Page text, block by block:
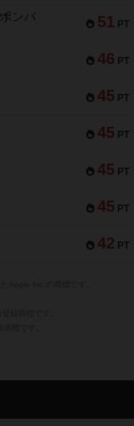
51 PT
ンバ
46 PT
45 PT
45 PT
45 PT
45 PT
42 PT